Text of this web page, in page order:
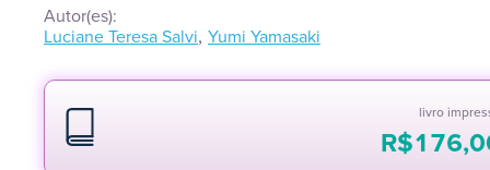
Autor(es):
Luciane Teresa Salvi, Yumi Yamasaki
livro
R$